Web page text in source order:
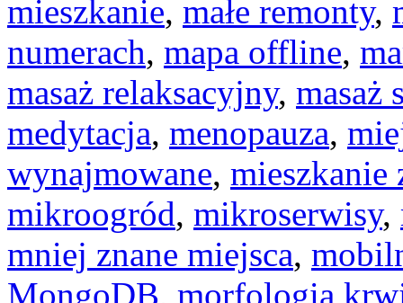
mieszkanie, małe remonty,
numerach, mapa offline,
masaż relaksacyjny, masaż
medytacja, menopauza,
wynajmowane, mieszkanie
mikroogród, mikroserwisy,
mniej znane miejsca,
MongoDB, morfologia